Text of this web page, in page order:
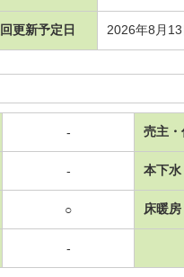
更新予定日 2026年8月13
- 売主・
- 本下水
○ 床暖房
-